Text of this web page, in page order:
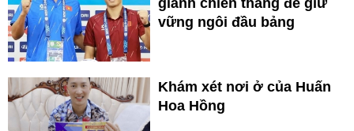
giành chiến thắng để giữ
vững ngôi đầu bảng
Khám xét nơi ở của Huấn
Hoa Hồng